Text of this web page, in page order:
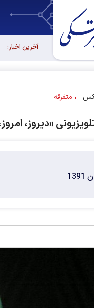
آخرین اخبار:
متفرقه
«دیروز،